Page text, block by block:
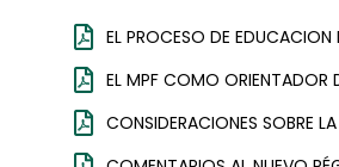
EL PROCESO DE
EL MPF COMO ORIENTADOR
CONSIDERACIONES SOBRE